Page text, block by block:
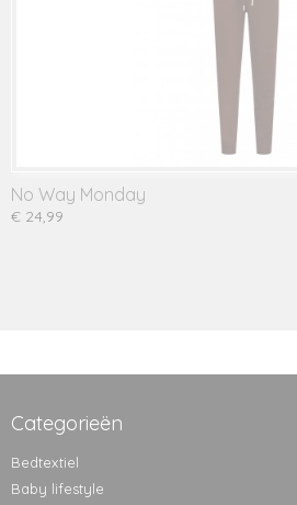
No Way Monday
€ 24,99
Categorieën
Bedtextiel
Baby lifestyle